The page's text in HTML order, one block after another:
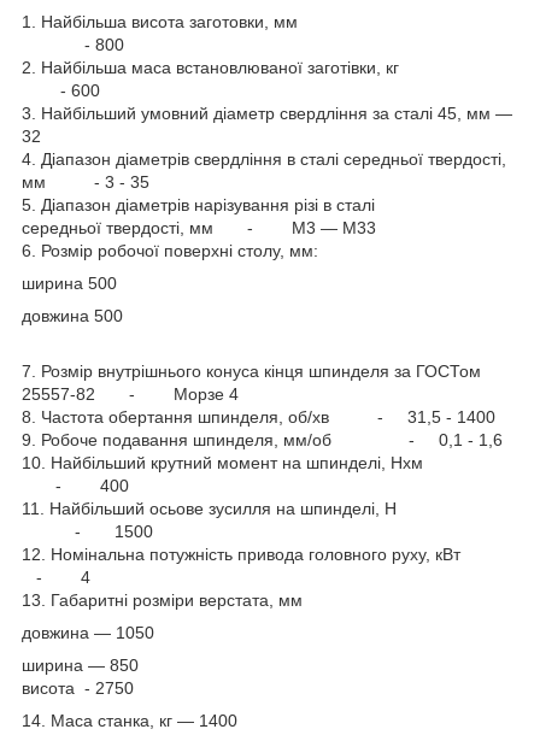
1. Найбільша висота заготовки, мм
- 800
2. Найбільша маса встановлюваної заготівки, кг
- 600
3. Найбільший умовний діаметр свердління за сталі 45, мм —
32
4. Діапазон діаметрів свердління в сталі середньої твердості,
мм - 3 - 35
5. Діапазон діаметрів нарізування різі в сталі
середньої твердості, мм - М3 — М33
6. Розмір робочої поверхні столу, мм:
ширина 500
довжина 500
7. Розмір внутрішнього конуса кінця шпинделя за ГОСТом
25557-82 - Морзе 4
8. Частота обертання шпинделя, об/хв - 31,5 - 1400
9. Робоче подавання шпинделя, мм/об - 0,1 - 1,6
10. Найбільший крутний момент на шпинделі, Нхм
- 400
11. Найбільший осьове зусилля на шпинделі, Н
- 1500
12. Номінальна потужність привода головного руху, кВт
- 4
13. Габаритні розміри верстата, мм
довжина — 1050
ширина — 850
висота - 2750
14. Маса станка, кг — 1400